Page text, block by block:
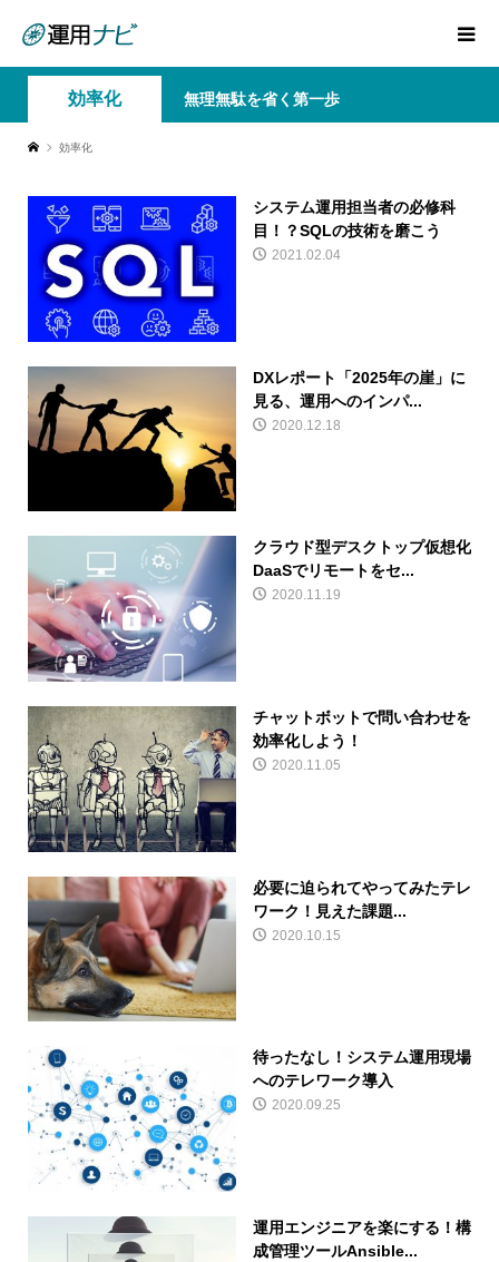
効率化 無理無駄を省く第一歩
効率化
システム運用担当者の必修科
目！？SQLの技術を磨こう
2021.02.04
DXレポート「2025年の崖」に
見る、運用へのインパ...
2020.12.18
クラウド型デスクトップ仮想化
DaaSでリモートをセ...
2020.11.19
チャットボットで問い合わせを
効率化しよう！
2020.11.05
必要に迫られてやってみたテレ
ワーク！見えた課題...
2020.10.15
待ったなし！システム運用現場
へのテレワーク導入
2020.09.25
運用エンジニアを楽にする！構
成管理ツールAnsible...